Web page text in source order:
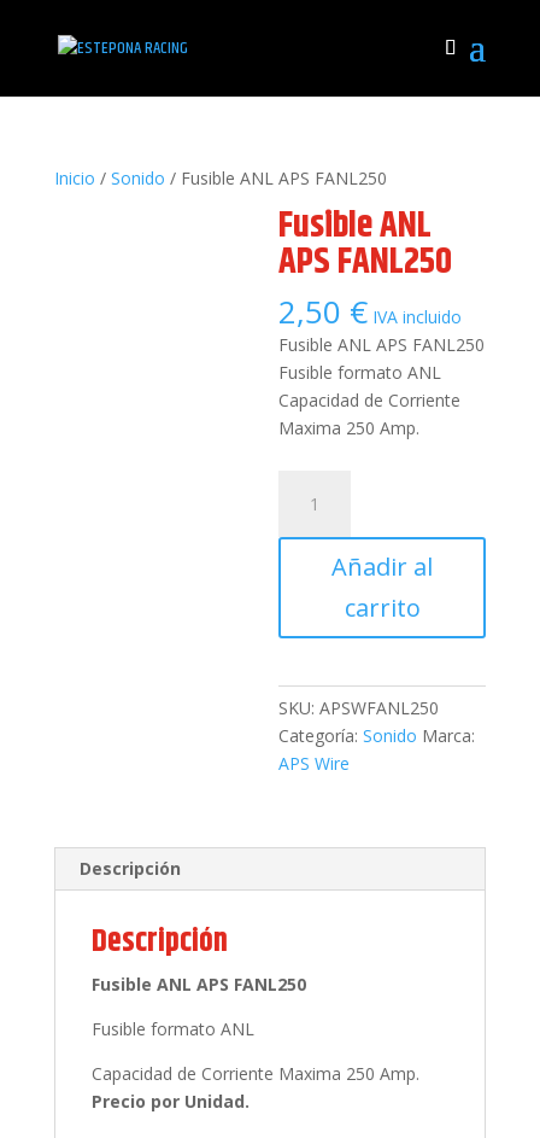
Inicio / Sonido / Fusible ANL APS FANL250
Fusible ANL
APS FANL250
2,50 € IVA incluido
Fusible ANL APS FANL250
Fusible formato ANL
Capacidad de Corriente
Maxima 250 Amp.
APS
FANL250Añadir al
carrito
SKU:APSWFANL250
Categoría:Sonido Marca:
APS Wire
Descripción
Descripción
Fusible ANL APS FANL250
Fusible formato ANL
Capacidad de Corriente Maxima 250 Amp.
Precio por Unidad.